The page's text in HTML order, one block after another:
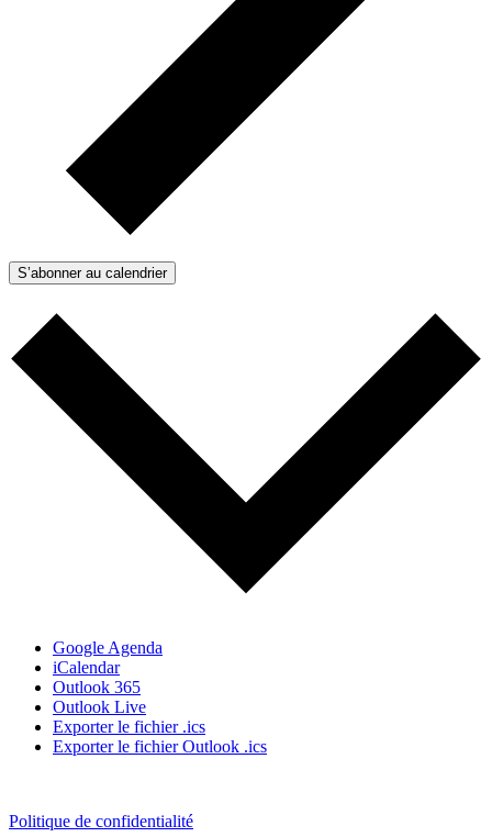
S’abonner au calendrier
Google Agenda
iCalendar
Outlook 365
Outlook Live
Exporter le fichier .ics
Exporter le fichier Outlook .ics
Politique de confidentialité